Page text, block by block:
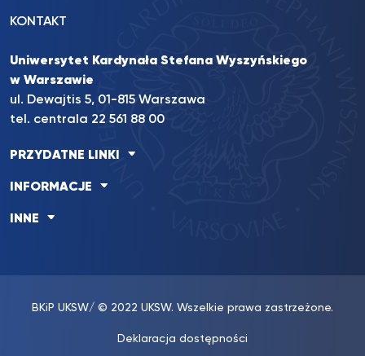
KONTAKT
Uniwersytet Kardynała Stefana Wyszyńskiego
w Warszawie
ul. Dewajtis 5, 01-815 Warszawa
tel. centrala 22 561 88 00
PRZYDATNE LINKI
INFORMACJE
INNE
BKiP UKSW/ © 2022 UKSW. Wszelkie prawa zastrzeżone.
Deklaracja dostępności